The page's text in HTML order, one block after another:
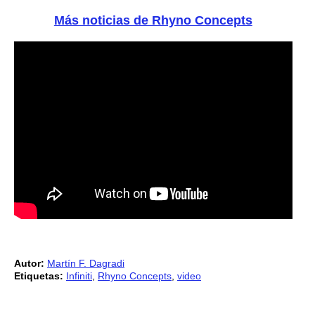
Más noticias de Rhyno Concepts
Autor: Martín F. Dagradi
Etiquetas: Infiniti Rhyno Concepts video